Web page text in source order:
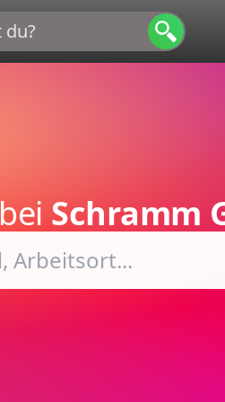
bei Schramm